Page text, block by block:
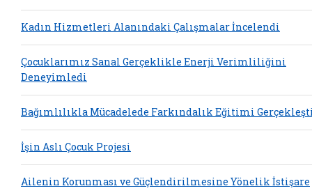
Kadın Hizmetleri Alanındaki Çalışmalar İncelendi
Çocuklarımız Sanal Gerçeklikle Enerji Verimliliğini
Deneyimledi
Bağımlılıkla Mücadelede Farkındalık Eğitimi
İşin Aslı Çocuk Projesi
Ailenin Korunması ve Güçlendirilmesine Yönelik İstişare